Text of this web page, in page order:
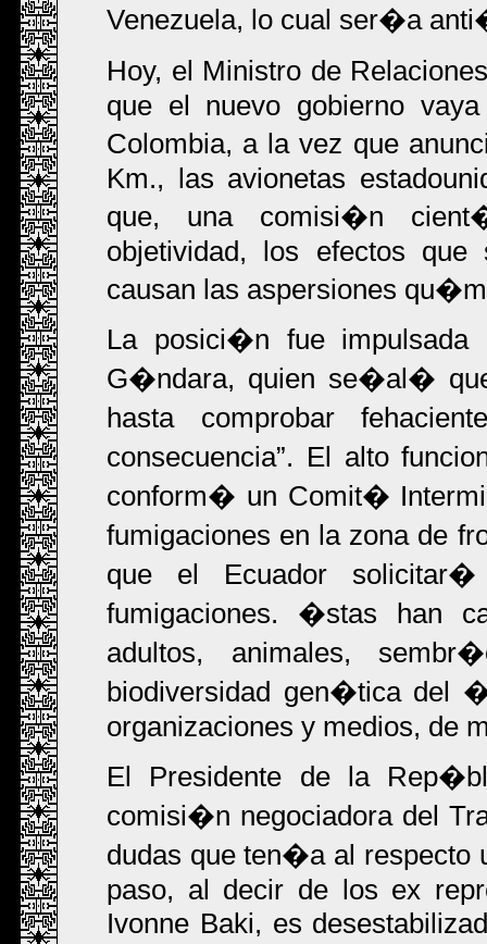
Venezuela, lo cual ser�a
Hoy, el Ministro de
que el nuevo gobierno
Colombia, a la vez que
Km., las avionetas
que, una comisi�n
objetividad, los efectos
causan las aspersiones
La posici�n fue impulsada
G�ndara, quien se�al�
hasta comprobar
consecuencia . El alto
conform� un Comit�
fumigaciones en la zona de
que el Ecuador
fumigaciones. �stas han
adultos, animales,
biodiversidad gen�tica del
organizaciones y medios, de
El Presidente de la
comisi�n negociadora del
dudas que ten�a al respecto
paso, al decir de los ex
Ivonne Baki, es